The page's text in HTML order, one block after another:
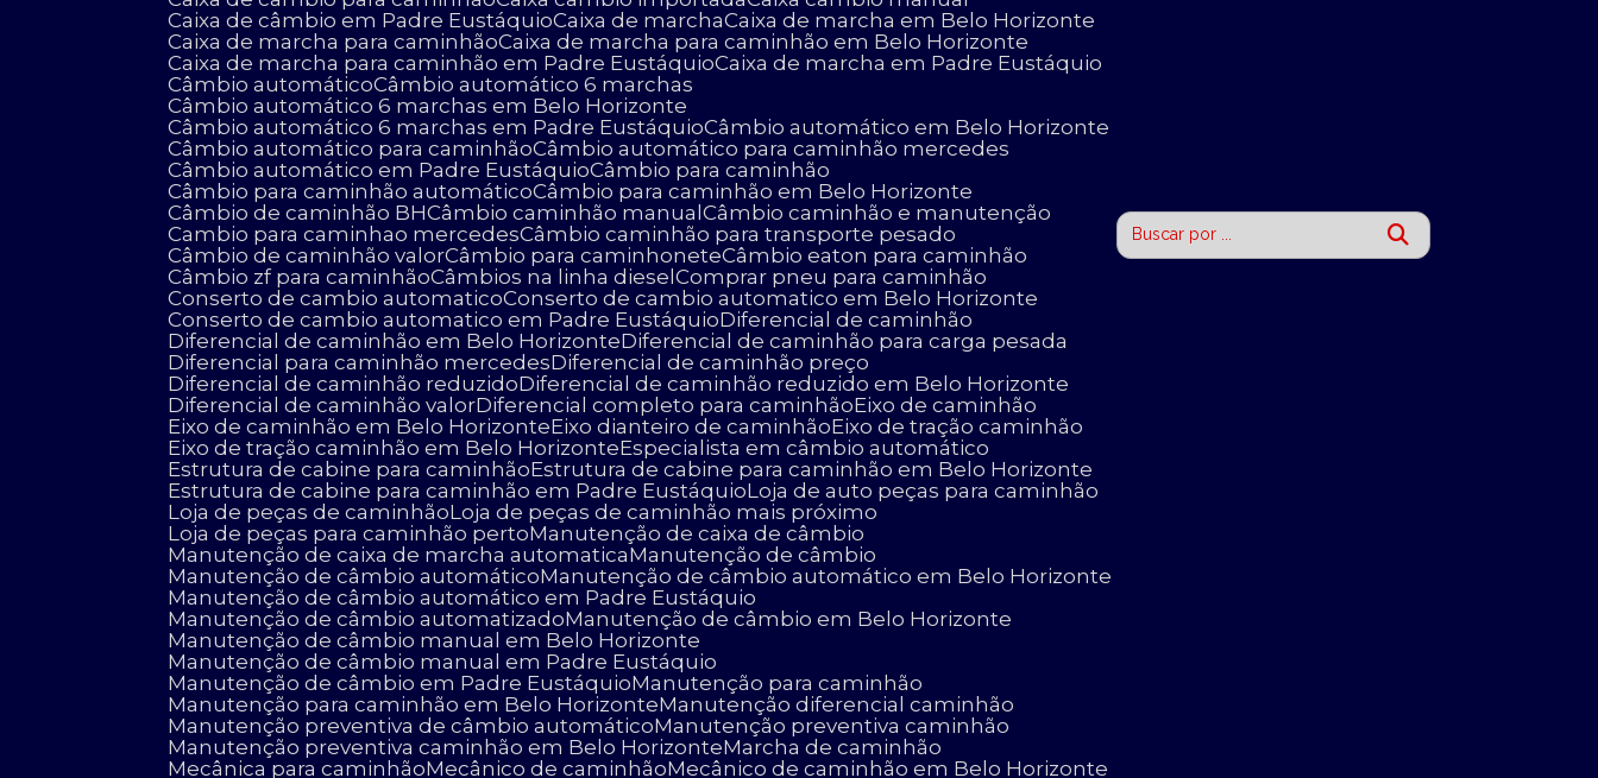
Caixa de câmbio em Padre Eustáquio Caixa de marcha Caixa de marcha em Belo Horizonte
Caixa de marcha para caminhão Caixa de marcha para caminhão em Belo Horizonte
Caixa de marcha para caminhão em Padre Eustáquio Caixa de marcha em Padre Eustáquio
Câmbio automático Câmbio automático 6 marchas
Câmbio automático 6 marchas em Belo Horizonte
Câmbio automático 6 marchas em Padre Eustáquio Câmbio automático em Belo Horizonte
Câmbio automático para caminhão Câmbio automático para caminhão mercedes
Câmbio automático em Padre Eustáquio Câmbio para caminhão
Câmbio para caminhão automático Câmbio para caminhão em Belo Horizonte
Câmbio de caminhão BH Câmbio caminhão manual Câmbio caminhão e manutenção
Cambio para caminhao mercedes Câmbio caminhão para transporte pesado
Câmbio de caminhão valor Câmbio para caminhonete Câmbio eaton para caminhão
Câmbio zf para caminhão Câmbios na linha diesel Comprar pneu para caminhão
Conserto de cambio automatico Conserto de cambio automatico em Belo Horizonte
Conserto de cambio automatico em Padre Eustáquio
Diferencial de caminhão
Diferencial de caminhão em Belo Horizonte
Diferencial de caminhão para carga pesada
Diferencial para caminhão mercedes
Diferencial de caminhão preço
Diferencial de caminhão reduzido
Diferencial de caminhão reduzido em Belo Horizonte
Diferencial de caminhão valor
Diferencial completo para caminhão
Eixo de caminhão
Eixo de caminhão em Belo Horizonte
Eixo dianteiro de caminhão
Eixo de tração caminhão
Eixo de tração caminhão em Belo Horizonte
Especialista em câmbio automático
Estrutura de cabine para caminhão
Estrutura de cabine para caminhão em Belo Horizonte
Estrutura de cabine para caminhão em Padre Eustáquio Loja de auto peças para caminhão
Loja de peças de caminhão Loja de peças de caminhão mais próximo
Loja de peças para caminhão perto
Manutenção de caixa de câmbio
Manutenção de caixa de marcha automatica
Manutenção de câmbio
Manutenção de câmbio automático
Manutenção de câmbio automático em Belo Horizonte
Manutenção de câmbio automático em Padre Eustáquio
Manutenção de câmbio automatizado
Manutenção de câmbio em Belo Horizonte
Manutenção de câmbio manual em Belo Horizonte
Manutenção de câmbio manual em Padre Eustáquio
Manutenção de câmbio em Padre Eustáquio
Manutenção para caminhão
Manutenção para caminhão em Belo Horizonte
Manutenção diferencial caminhão
Manutenção preventiva de câmbio automático
Manutenção preventiva caminhão
Manutenção preventiva caminhão em Belo Horizonte
Marcha de caminhão
Mecânica para caminhão
Mecânico de caminhão
Mecânico de caminhão em Belo Horizonte